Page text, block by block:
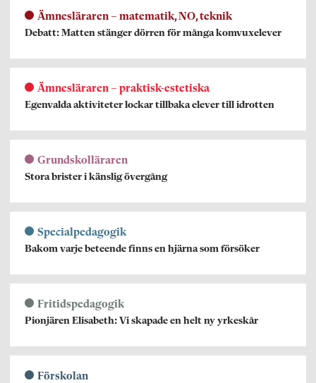
Ämnesläraren – matematik, NO, teknik
Debatt: Matten stänger dörren för många komvuxelever
Ämnesläraren – praktisk-estetiska
Egenvalda aktiviteter lockar tillbaka elever till idrotten
Grundskolläraren
Stora brister i känslig övergång
Specialpedagogik
Bakom varje beteende finns en hjärna som försöker
Fritidspedagogik
Pionjären Elisabeth: Vi skapade en helt ny yrkeskår
Förskolan